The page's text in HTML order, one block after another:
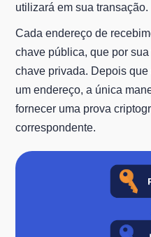
utilizará em sua transação.
Cada endereço de
chave pública, que por
chave privada. Depois
um endereço, a única
fornecer uma prova
correspondente.